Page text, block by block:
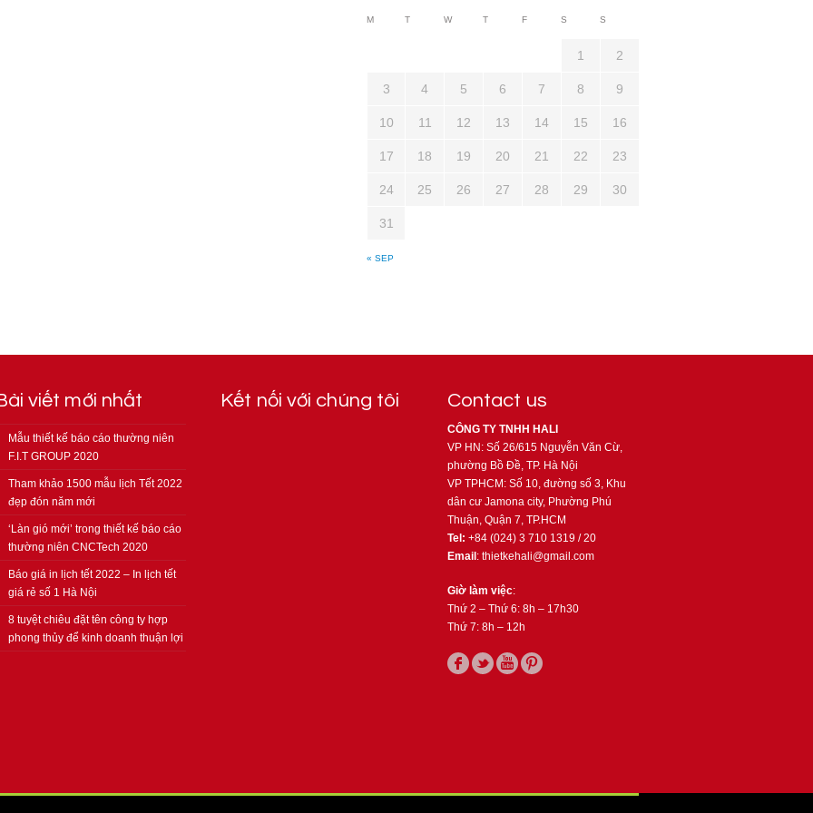
M T W T F S S
« SEP
1 2
3 4 5 6 7 8 9
10 11 12 13 14 15 16
17 18 19 20 21 22 23
24 25 26 27 28 29 30
31
viết mới nhất
Mẫu thiết kế báo cáo thường niên
F.I.T GROUP 2020
Tham khảo 1500 mẫu lịch Tết 2022
đẹp đón năm mới
‘Làn gió mới’ trong thiết kế báo cáo
thường niên CNCTech 2020
Báo giá in lịch tết 2022 – In lịch tết
giá rẻ số 1 Hà Nội
8 tuyệt chiêu đặt tên công ty hợp
phong thủy để kinh doanh thuận lợi
Kết nối với chúng tôi Contact us
CÔNG TY TNHH HALI
VP HN: Số 26/615 Nguyễn Văn Cừ,
phường Bồ Đề, TP. Hà Nội
VP TPHCM: Số 10, đường số 3, Khu
dân cư Jamona city, Phường Phú
Thuận, Quận 7, TP.HCM
Tel: +84 (024) 3 710 1319 / 20
Email : thietkehali@gmail.com
Giờ làm việc:
Thứ 2 – Thứ 6: 8h – 17h30
Thứ 7: 8h – 12h